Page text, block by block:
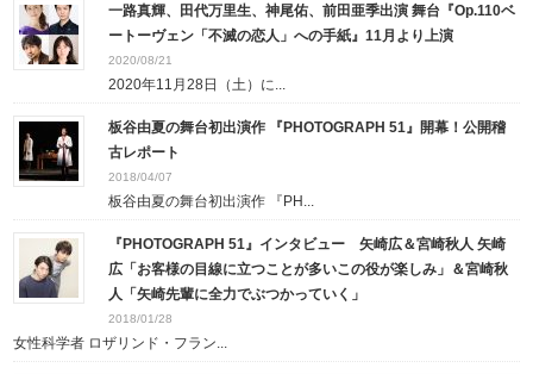
一路真輝、田代万里生、神尾佑、前田亜季出演 舞台『Op.110ベ
ートーヴェン「不滅の恋人」への手紙』11月より上演
2020/08/21
2020年11月28日（土）に...
板谷由夏の舞台初出演作 『PHOTOGRAPH 51』開幕！公開稽
古レポート
2018/04/07
板谷由夏の舞台初出演作 『PH...
『PHOTOGRAPH 51』インタビュー 矢崎広＆宮崎秋人 矢崎
広「お客様の目線に立つことが多いこの役が楽しみ」＆宮崎秋
人「矢崎先輩に全力でぶつかっていく」
2018/01/28
女性科学者 ロザリンド・フラン...